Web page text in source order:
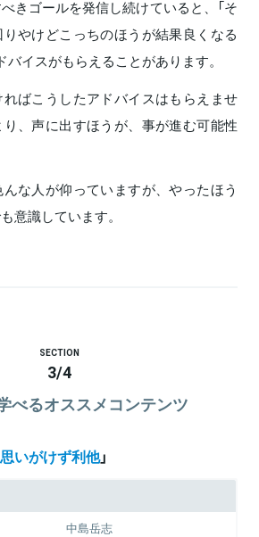
きゴールを発信し続けていると、「そ
やけどこっちのほうが結果良くなる
バイスがもらえることがあります。
ばこうしたアドバイスはもらえませ
、声に出すほうが、事が進む可能性
な人が仰っていますが、やったほう
意識しています。
SECTION
3/4
べるオススメコンテンツ
思いがけず利他」
中島岳志